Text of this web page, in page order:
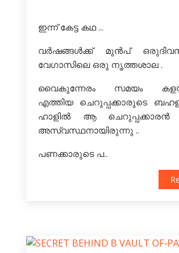
ഇന്ന് കേട്ട കഥ ...
വർഷങ്ങൾക്ക് മുൻപ്
വേഗാസിലെ ഒരു നൃത്തശാല .
വൈകുന്നേരം സമയം
എത്തിയ ചെറുപ്പക്കാരുടെ
ഹാളിൽ ആ ചെറുപ്പക്കാരൻ
അസ്വസ്ഥനായിരുന്നു ..
പണക്കാരുടെ പ..